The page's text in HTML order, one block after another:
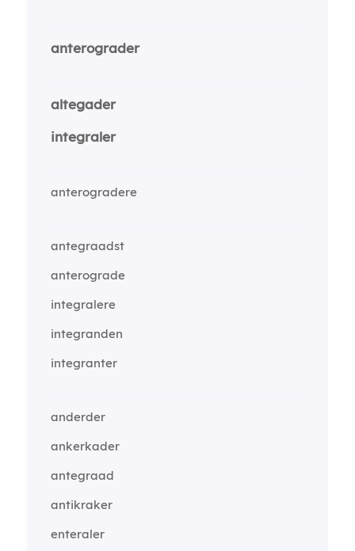
anterograder
altegader
integraler
anterogradere
antegraadst
anterograde
integralere
integranden
integranter
anderder
ankerkader
antegraad
antikraker
enteraler